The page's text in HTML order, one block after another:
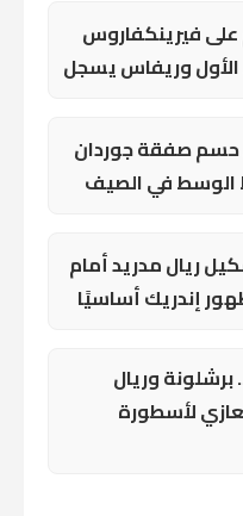
على فيرينكفاروس
وريفاس يسجل
حسم صفقة جوردان
الوسط في الصيف
ريال مدريد أمام
إندريك أساسيًا
وريال
لأسطورة